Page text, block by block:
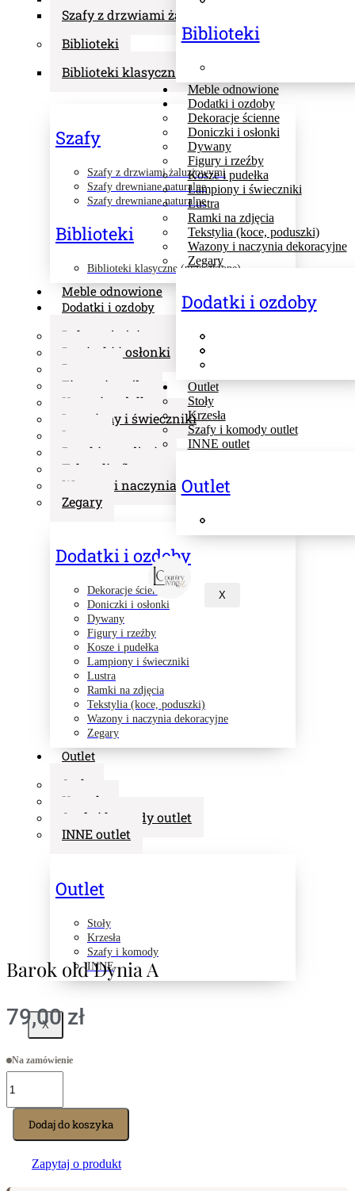
Szafy z drzwiami żaluzjowymi
Biblioteki
Biblioteki klasyczne (przeszklone)
Szafy
Szafy z drzwiami żaluzjowymi
Szafy drewniane naturalne
Szafy drewniane naturalne
Biblioteki
Biblioteki klasyczne (przeszklone)
Meble odnowione
Dodatki i ozdoby
Dekoracje ścienne
Doniczki i osłonki
Dywany
Figury i rzeźby
Kosze i pudełka
Lampiony i świeczniki
Lustra
Ramki na zdjęcia
Tekstylia (koce, poduszki)
Wazony i naczynia dekoracyjne
Zegary
Dodatki i ozdoby
Dekoracje ścienne
Doniczki i osłonki
Dywany
Figury i rzeźby
Kosze i pudełka
Lampiony i świeczniki
Lustra
Ramki na zdjęcia
Tekstylia (koce, poduszki)
Wazony i naczynia dekoracyjne
Zegary
Outlet
Stoły
Krzesła
Szafy i komody outlet
INNE outlet
Outlet
Stoły
Krzesła
Szafy i komody
INNE
X
Biblioteki
Meble odnowione
Dodatki i ozdoby
Dekoracje ścienne
Doniczki i osłonki
Dywany
Figury i rzeźby
Kosze i pudełka
Lampiony i świeczniki
Lustra
Ramki na zdjęcia
Tekstylia (koce, poduszki)
Wazony i naczynia dekoracyjne
Zegary
Dodatki i ozdoby
Outlet
Stoły
Krzesła
Szafy i komody outlet
INNE outlet
Outlet
X
Barok old Dynia A
79,00zł
Na zamówienie
Barok
old
DyniaDodaj do koszyka
Zapytaj o produkt